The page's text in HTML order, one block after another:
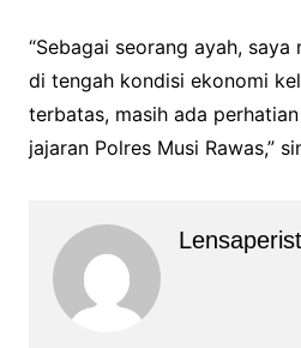
“Sebagai seorang ayah, saya
di tengah kondisi ekonomi
terbatas, masih ada
jajaran Polres Musi Rawas,”